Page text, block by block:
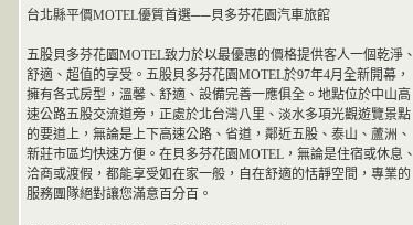
台北縣平價MOTEL優質首選──貝多芬花園汽車旅館
五股貝多芬花園MOTEL致力於以最優惠的價格提供客人一個乾淨、
舒適、超值的享受。五股貝多芬花園MOTEL於97年4月全新開幕，
擁有各式房型，溫馨、舒適、設備完善一應俱全。地點位於中山高
速公路五股交流道旁，正處於北台灣八里、淡水多項光觀遊覽景點
的要道上，無論是上下高速公路、省道，鄰近五股、泰山、蘆洲、
新莊市區均快速方便。在貝多芬花園MOTEL，無論是住宿或休息、
洽商或渡假，都能享受如在家一般，自在舒適的恬靜空間，專業的
服務團隊絕對讓您滿意百分百。